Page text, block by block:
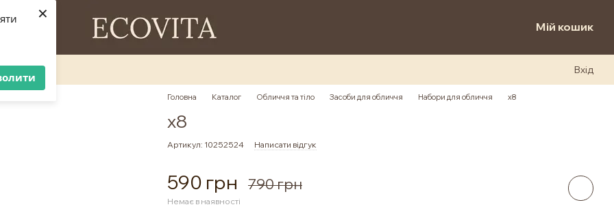
×
Мій кошик
Вхід
Головна Каталог Обличчя та тіло Засоби для обличчя Набори для обличчя х8
х8
Артикул: 10252524 Написати відгук
590 грн 790 грн
Немає в наявності